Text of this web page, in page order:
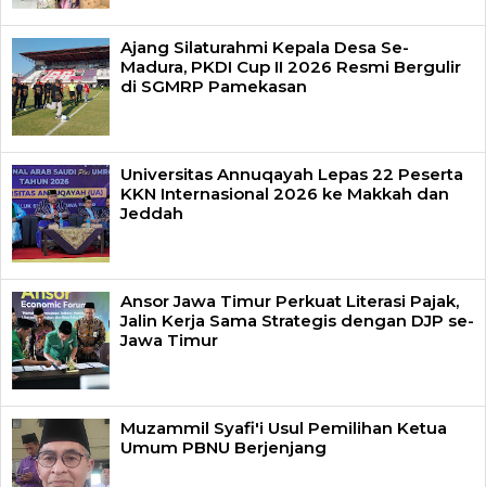
Ajang Silaturahmi Kepala Desa Se-
Madura, PKDI Cup II 2026 Resmi Bergulir
di SGMRP Pamekasan
Universitas Annuqayah Lepas 22 Peserta
KKN Internasional 2026 ke Makkah dan
Jeddah
Ansor Jawa Timur Perkuat Literasi Pajak,
Jalin Kerja Sama Strategis dengan DJP se-
Jawa Timur
Muzammil Syafi'i Usul Pemilihan Ketua
Umum PBNU Berjenjang